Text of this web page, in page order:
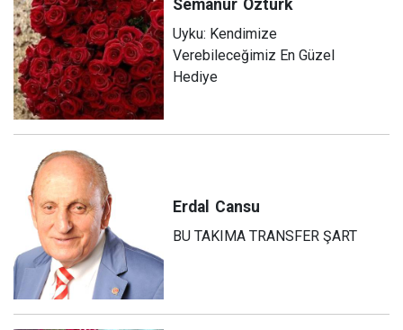
Semanur Öztürk
Uyku: Kendimize
Verebileceğimiz En Güzel
Hediye
Erdal Cansu
BU TAKIMA TRANSFER ŞART